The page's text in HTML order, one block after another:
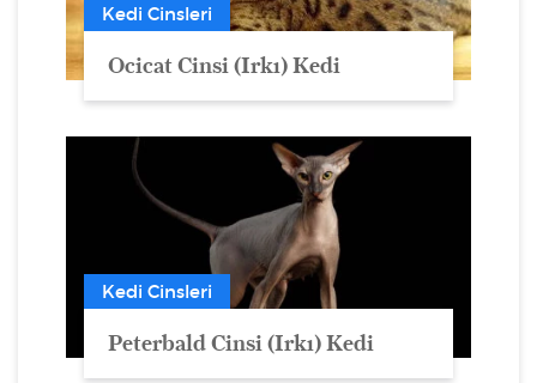
Kedi Cinsleri
Ocicat Cinsi (Irkı) Kedi
Kedi Cinsleri
Peterbald Cinsi (Irkı) Kedi